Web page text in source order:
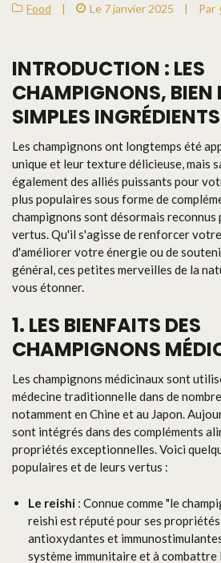
Food | Le 7 janvier 2025 | Par
INTRODUCTION : LES
CHAMPIGNONS, BIEN
SIMPLES
Les champignons ont longtemps été
unique et leur texture délicieuse, mais
également des alliés puissants pour
plus populaires sous forme de
champignons sont désormais reconnus
vertus. Qu'il s'agisse de renforcer
d'améliorer votre énergie ou de
général, ces petites merveilles de la
vous étonner.
1. LES BIENFAITS DES
CHAMPIGNONS
Les champignons médicinaux sont
médecine traditionnelle dans de
notamment en Chine et au Japon.
sont intégrés dans des compléments
propriétés exceptionnelles. Voici
populaires et de leurs vertus :
Le reishi : Connue comme "le
reishi est réputé pour ses
antioxydantes et
système immunitaire et à combattre